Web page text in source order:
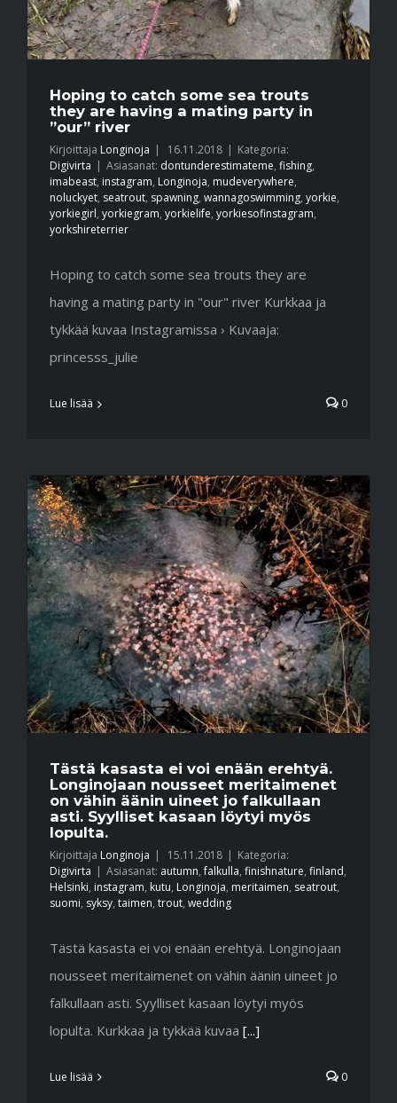
Hoping to catch some sea trouts
they are having a mating party in
”our” river
Kirjoittaja Longinoja 16.11.2018
Kategoria:
Digivirta
Asiasanat: dontunderestimateme, fishing,
imabeast, instagram, Longinoja, mudeverywhere,
noluckyet, seatrout, spawning, wannagoswimming, yorkie,
yorkiegirl, yorkiegram, yorkielife, yorkiesofinstagram,
yorkshireterrier
Hoping to catch some sea trouts they are
having a mating party in "our" river Kurkkaa ja
tykkää kuvaa Instagramissa › Kuvaaja:
princesss_julie
Lue lisää 0
Tästä kasasta ei voi enään erehtyä.
Longinojaan nousseet meritaimenet
on vähin äänin uineet jo falkullaan
asti. Syylliset kasaan löytyi myös
lopulta.
Kirjoittaja Longinoja | 15.11.2018 | Kategoria:
Digivirta | Asiasanat: autumn,falkulla, finishnature, finland,
Helsinki, instagram, kutu, Longinoja, meritaimen, seatrout,
suomi, syksy, taimen, trout, wedding
Tästä kasasta ei voi enään erehtyä. Longinojaan
nousseet meritaimenet on vähin äänin uineet jo
falkullaan asti. Syylliset kasaan löytyi myös
lopulta. Kurkkaa ja tykkää kuvaa [...]
Lue lisää 0